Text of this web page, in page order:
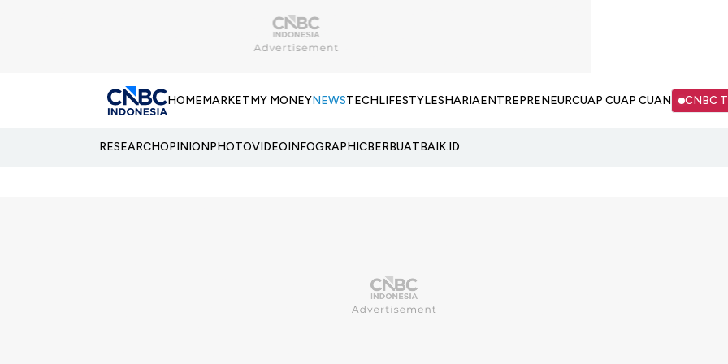
HOMEMARKETMY MONEYNEWSTECHLIFESTYLESHARIAENTREPRENEURCUAP CUAP CUAN CNBC
RESEARCHOPINIONPHOTOVIDEOINFOGRAPHICBERBUATBAIK.ID